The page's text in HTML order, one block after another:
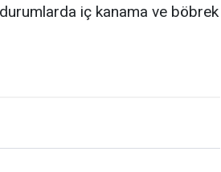
iç kanama ve böbrek